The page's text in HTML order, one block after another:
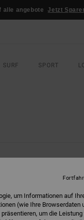
alle angebote Jetzt
SURF SPORT
um Informationen auf
(wie Ihre Browserdaten
um die Leistung